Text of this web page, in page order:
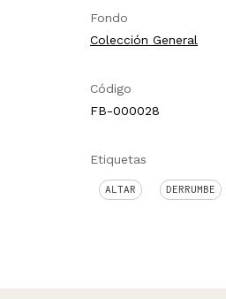
Fondo
Colección General
Código
FB-000028
Etiquetas
ALTAR DERRUMBE